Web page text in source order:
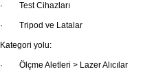
· Test Cihazları
· Tripod ve Latalar
Kategori yolu:
· Ölçme Aletleri > Lazer Alıcılar